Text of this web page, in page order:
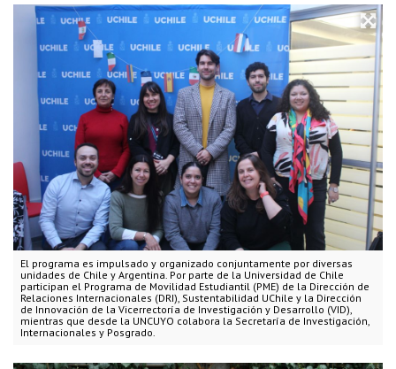
El programa es impulsado y organizado conjuntamente por diversas
unidades de Chile y Argentina. Por parte de la Universidad de Chile
participan el Programa de Movilidad Estudiantil (PME) de la Dirección de
Relaciones Internacionales (DRI), Sustentabilidad UChile y la Dirección
de Innovación de la Vicerrectoría de Investigación y Desarrollo (VID),
mientras que desde la UNCUYO colabora la Secretaría de Investigación,
Internacionales y Posgrado.